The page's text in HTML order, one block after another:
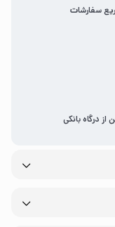
سفارشات
از درگاه بانکی